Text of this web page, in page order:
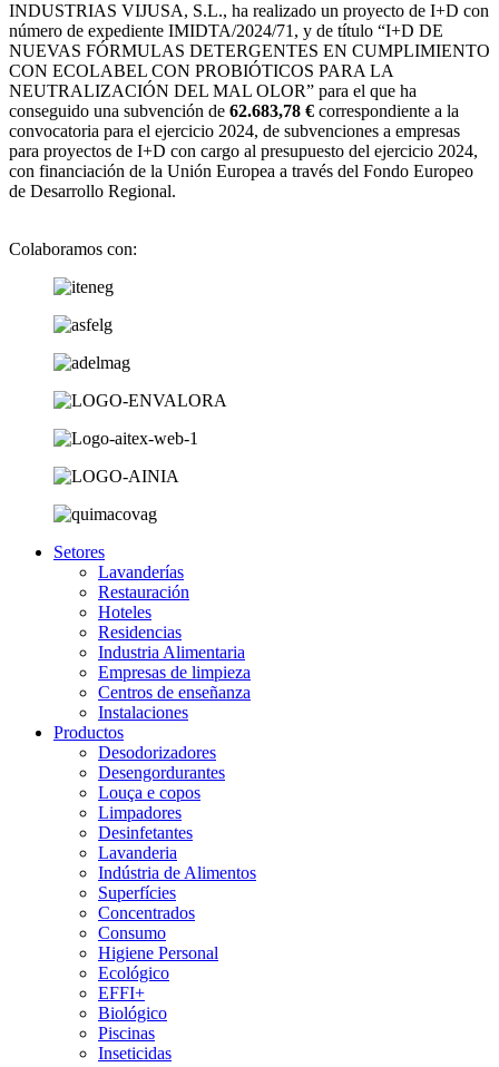
INDUSTRIAS VIJUSA, S.L., ha realizado un proyecto de I+D con
número de expediente IMIDTA/2024/71, y de título “I+D DE
NUEVAS FÓRMULAS DETERGENTES EN CUMPLIMIENTO
CON ECOLABEL CON PROBIÓTICOS PARA LA
NEUTRALIZACIÓN DEL MAL OLOR” para el que ha
conseguido una subvención de 62.683,78 € correspondiente a la
convocatoria para el ejercicio 2024, de subvenciones a empresas
para proyectos de I+D con cargo al presupuesto del ejercicio 2024,
con financiación de la Unión Europea a través del Fondo Europeo
de Desarrollo Regional.
Colaboramos con:
Setores
Lavanderías
Restauración
Hoteles
Residencias
Industria Alimentaria
Empresas de limpieza
Centros de enseñanza
Instalaciones
Productos
Desodorizadores
Desengordurantes
Louça e copos
Limpadores
Desinfetantes
Lavanderia
Indústria de Alimentos
Superfícies
Concentrados
Consumo
Higiene Personal
Ecológico
EFFI+
Biológico
Piscinas
Inseticidas